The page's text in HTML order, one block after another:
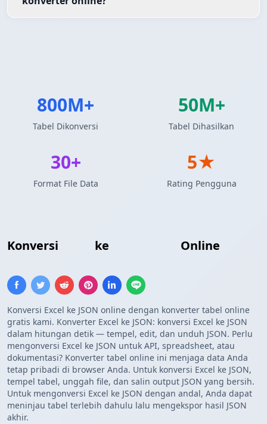
Konversi ke Online
Konversi Excel ke JSON online dengan konverter tabel online
gratis kami. Konverter Excel ke JSON: konversi Excel ke JSON
dalam hitungan detik — tempel, edit, dan unduh JSON. Perlu
mengonversi Excel ke JSON untuk API, spreadsheet, atau
dokumentasi? Konverter tabel online ini menjaga data Anda
tetap pribadi di browser Anda. Untuk konversi Excel ke JSON,
tempel tabel, unggah file, dan salin output JSON yang bersih.
Untuk mengonversi Excel ke JSON dengan andal, Anda dapat
meninjau tabel terlebih dahulu lalu mengekspor hasil JSON
akhir.
800M+
Tabel Dikonversi
50M+
Tabel Dihasilkan
30+
Format File Data
5★
Rating Pengguna